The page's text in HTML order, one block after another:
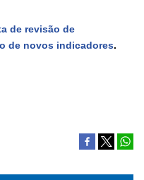
de revisão de
de novos indicadores.